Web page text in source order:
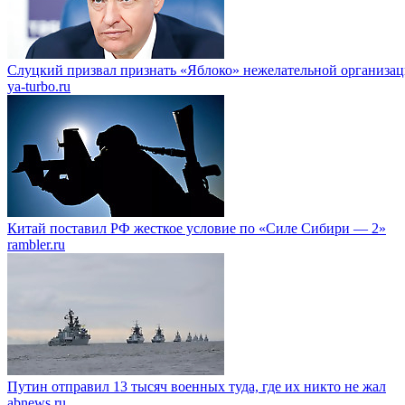
Слуцкий призвал признать «Яблоко» нежелательной
ya-turbo.ru
Китай поставил РФ жесткое условие по «Силе Сибири — 2»
rambler.ru
Путин отправил 13 тысяч военных туда, где их никто не жал